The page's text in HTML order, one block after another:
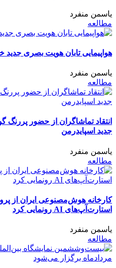
یاسمن منفرد
مطالعه
هواپیمایی تابان هویت بصری جدید
یاسمن منفرد
مطالعه
انتقاد تماشاگران از حضور
جدید اسپایدرمن
یاسمن منفرد
مطالعه
استارت‌آپ‌های AI رونمایی کرد
یاسمن منفرد
مطالعه